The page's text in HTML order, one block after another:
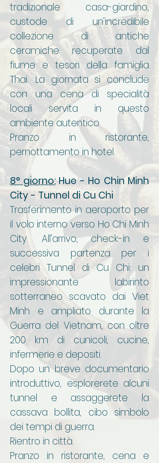
tradizionale casa-giardino,
custode di un’incredibile
collezione di antiche
ceramiche recuperate dal
fiume e tesori della famiglia
Thai. La giornata si conclude
con una cena di specialità
locali servita in questo
ambiente autentico.
Pranzo in ristorante,
pernottamento in hotel.
8° giorno:Hue - Ho Chin Minh
City - Tunnel di Cu Chi
Trasferimento in aeroporto per
il volo interno verso Ho Chi Minh
City. All’arrivo, check-in e
successiva partenza per i
celebri Tunnel di Cu Chi: un
impressionante labirinto
sotterraneo scavato dai Viet
Minh e ampliato durante la
Guerra del Vietnam, con oltre
200 km di cunicoli, cucine,
infermerie e depositi.
Dopo un breve documentario
introduttivo, esplorerete alcuni
tunnel e assaggerete la
cassava bollita, cibo simbolo
dei tempi di guerra.
Rientro in città.
Pranzo in ristorante, cena e